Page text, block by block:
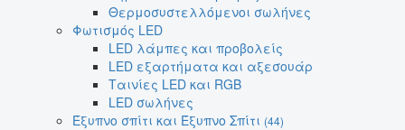
Θερμοσυστελλόμενοι σωλήνες
Φωτισμός LED
LED λάμπες και προβολείς
LED εξαρτήματα και αξεσουάρ
Ταινίες LED και RGB
LED σωλήνες
Έξυπνο σπίτι και Έξυπνο Σπίτι (44)